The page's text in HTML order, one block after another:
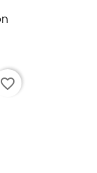
favorite_border